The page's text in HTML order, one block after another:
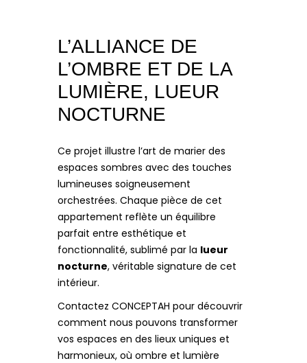
L’ALLIANCE DE
L’OMBRE ET DE LA
LUMIÈRE, LUEUR
NOCTURNE
Ce projet illustre l’art de marier des
espaces sombres avec des touches
lumineuses soigneusement
orchestrées. Chaque pièce de cet
appartement reflète un équilibre
parfait entre esthétique et
fonctionnalité, sublimé par la lueur
nocturne, véritable signature de cet
intérieur.
Contactez CONCEPTAH pour découvrir
comment nous pouvons transformer
vos espaces en des lieux uniques et
harmonieux, où ombre et lumière